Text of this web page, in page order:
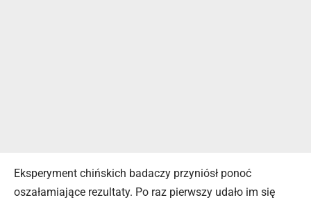
Eksperyment chińskich badaczy przyniósł ponoć
oszałamiające rezultaty. Po raz pierwszy udało im się